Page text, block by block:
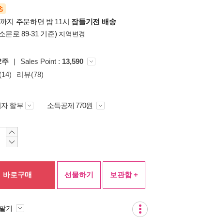
지 주문하면 밤 11시 잠들기전 배송
문로 89-31 기준) 지역변경
주 | Sales Point : 13,590
리뷰(78)
할부 소득공제 770원
바로구매 선물하기 보관함 +
기